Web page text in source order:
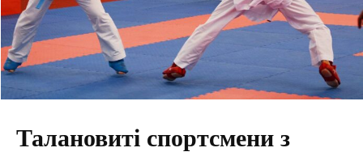
Талановиті спортсмени з